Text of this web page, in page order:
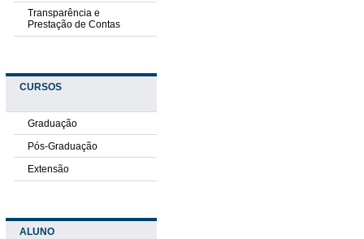
Transparência e
Prestação de Contas
CURSOS
Graduação
Pós-Graduação
Extensão
ALUNO